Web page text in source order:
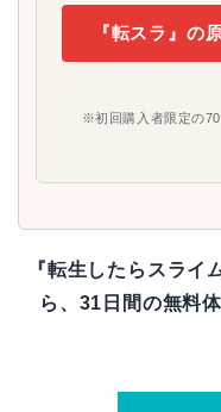
『転スラ』の
※初回購入者限定の
『転生したらスラ
ら、31日間の無料